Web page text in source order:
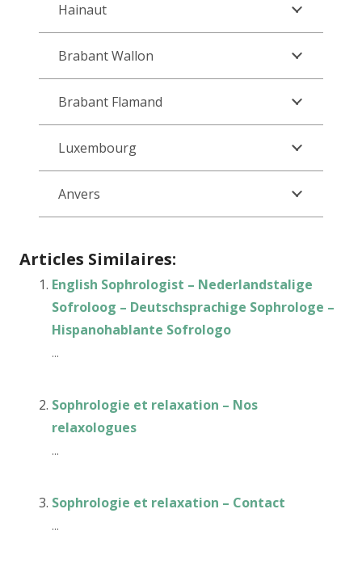
Hainaut
Brabant Wallon
Brabant Flamand
Luxembourg
Anvers
Articles Similaires:
English Sophrologist – Nederlandstalige
Sofroloog – Deutschsprachige Sophrologe –
Hispanohablante Sofrologo
...
Sophrologie et relaxation – Nos
relaxologues
...
Sophrologie et relaxation – Contact
...